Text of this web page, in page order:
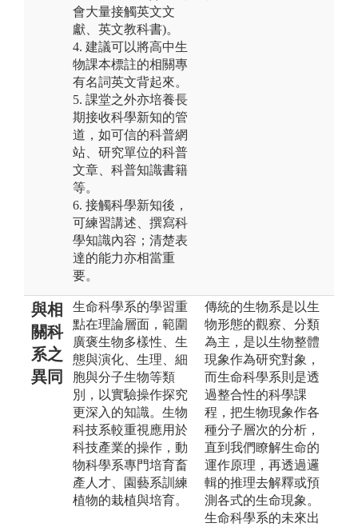
會大量接觸英文文
獻、英文教科書)。
4. 建議可以將高中生
物課本標註的相關專
有名詞英文背起來。
5. 課堂之外亦培養長
期接收科學新知的管
道，如可信的科普網
站、研究單位的科普
文章、科普知識書籍
等。
6. 接觸科學新知後，
可練習講述、撰寫科
學知識內容；清楚表
達的能力亦相當重
要。
與相
關科
系之
異同
生命科學系的學習重
點在理論層面，範圍
廣褒生物多樣性、生
態與演化、生理、細
胞與分子生物等類
別，以實驗操作探究
更深入的知識。生物
科技系較重視應用於
科技產業的操作，動
物科學系專門培育畜
產人才、園藝系訓練
植物的栽植與培育。
傳統的生物系是以生
物形態的觀察、分類
為主，是以生物整體
現象作為研究對象，
而生命科學系則是透
過整合性的科學課
程，把生物現象作各
種分子層次的分析，
直到我們瞭解生命的
運作原理，再透過邏
輯的推理去解釋或預
測各式的生命現象。
生命科學系的未來出